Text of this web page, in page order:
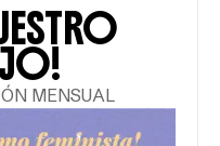
MENSUAL